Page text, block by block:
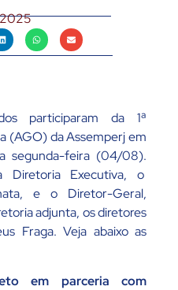
participaram da 1ª
(AGO) da Assemperj em
segunda-feira (04/08).
Diretoria Executiva, o
e o Diretor-Geral,
adjunta, os diretores
Fraga. Veja abaixo as
em parceria com